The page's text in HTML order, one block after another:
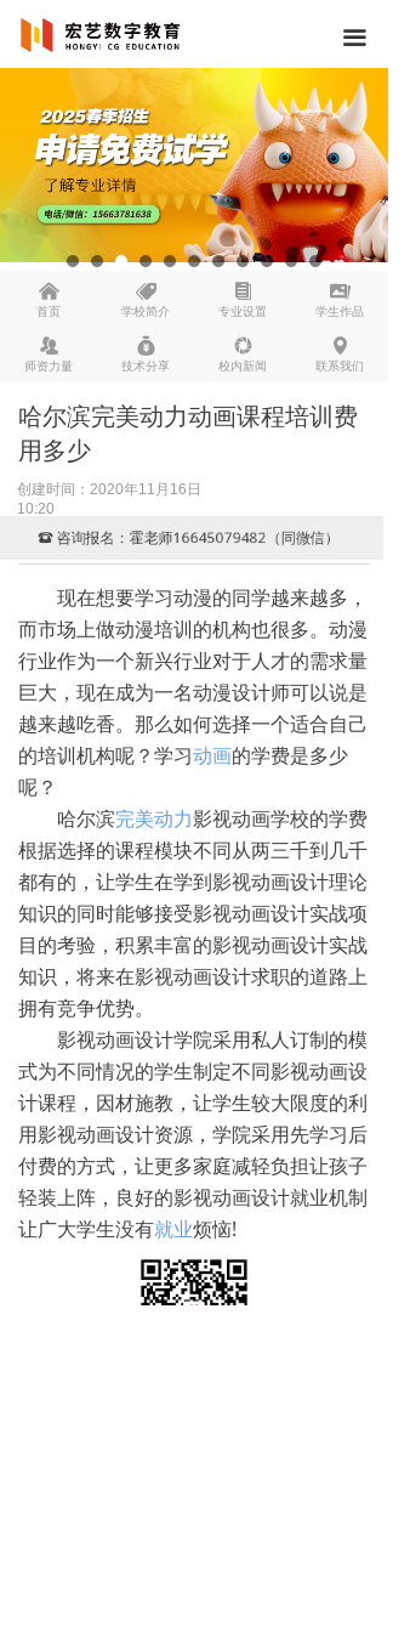
낀
首页
뀄
学校简介
뀴
专业设置
끡
学生作品
뀡
师资力量
낐
技术分享
넆
校内新闻
넹
联系我们
끀
哈尔滨完美动力动画课程培训费
用多少
创建时间： 2020年11月16日
10:20
现在想要学习动漫的同学越来越多，
而市场上做动漫培训的机构也很多。动漫
行业作为一个新兴行业对于人才的需求量
巨大，现在成为一名动漫设计师可以说是
越来越吃香。那么如何选择一个适合自己
的培训机构呢？学习动画的学费是多少
呢？
哈尔滨完美动力影视动画学校的学费
根据选择的课程模块不同从两三千到几千
都有的，让学生在学到影视动画设计理论
知识的同时能够接受影视动画设计实战项
目的考验，积累丰富的影视动画设计实战
知识，将来在影视动画设计求职的道路上
拥有竞争优势。
影视动画设计学院采用私人订制的模
式为不同情况的学生制定不同影视动画设
计课程，因材施教，让学生较大限度的利
用影视动画设计资源，学院采用先学习后
付费的方式，让更多家庭减轻负担让孩子
轻装上阵，良好的影视动画设计就业机制
让广大学生没有就业烦恼!
뀰 咨询报名：霍老师16645079482（同微信）